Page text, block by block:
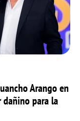
Arango en
dañino para la